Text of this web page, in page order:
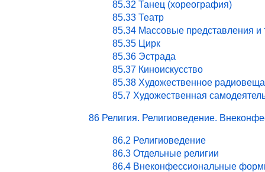
85.32 Танец (хореография)
85.33 Театр
85.34 Массовые представления и
85.35 Цирк
85.36 Эстрада
85.37 Киноискусство
85.38 Художественное
85.7 Художественная
86 Религия. Религиоведение.
86.2 Религиоведение
86.3 Отдельные религии
86.4 Внеконфессиональные